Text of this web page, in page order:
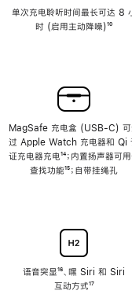
单次充电聆听时间最长可达 8
时 (启用主动降噪)脚
¹⁰
MagSafe 充电盒 (USB-C) 可
过 Apple Watch 充电器和 Qi
证充电器充电脚
注
¹⁴；内置扬声器可
查找功能脚
¹⁵；自带挂绳孔
语音突显脚
注
¹⁶、嘿 Siri 和 Siri
互动方式脚
¹⁷